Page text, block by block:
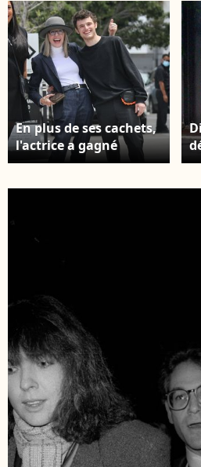
News/ABACA
En plus de ses cachets,
l'actrice a gagné
beaucoup d'argent